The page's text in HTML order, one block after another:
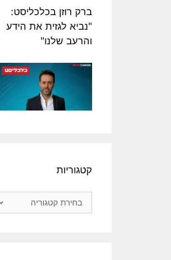
ברק רוזן בכלכליסט:
"נביא לגזית את הידע
והרעב שלנו"
קטגוריות